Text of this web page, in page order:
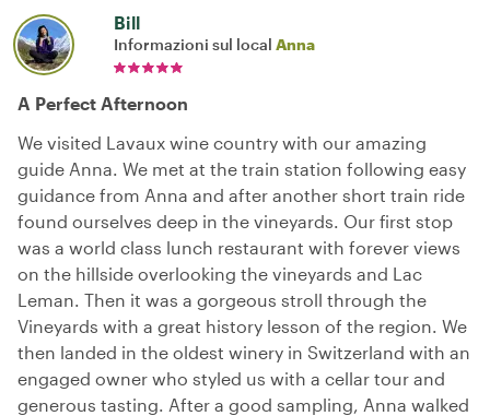
Bill
Informazioni sul local Anna
A Perfect Afternoon
We visited Lavaux wine country with our amazing
guide Anna. We met at the train station following easy
guidance from Anna and after another short train ride
found ourselves deep in the vineyards. Our first stop
was a world class lunch restaurant with forever views
on the hillside overlooking the vineyards and Lac
Leman. Then it was a gorgeous stroll through the
Vineyards with a great history lesson of the region. We
then landed in the oldest winery in Switzerland with an
engaged owner who styled us with a cellar tour and
generous tasting. After a good sampling, Anna walked